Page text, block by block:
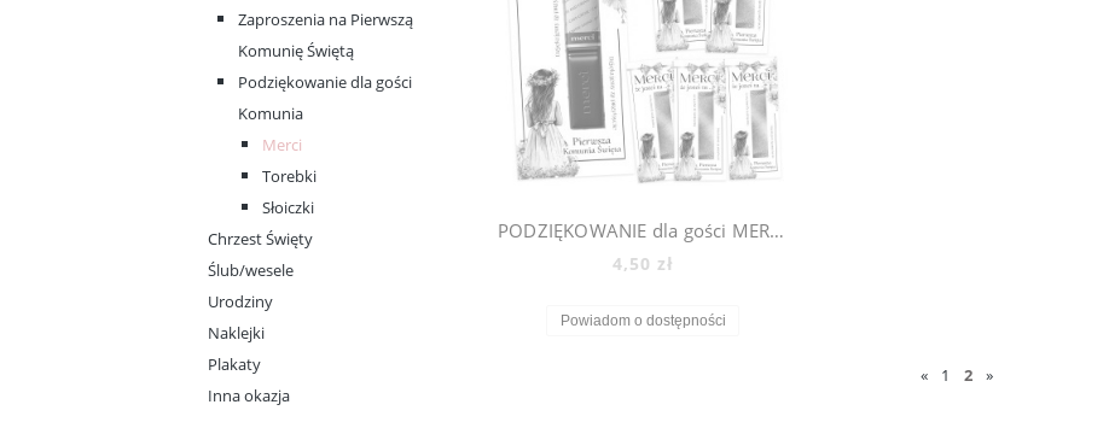
Zaproszenia na Pierwszą
Komunię Świętą
Podziękowanie dla gości
Komunia
Merci
Torebki
Słoiczki
Chrzest Święty
Ślub/wesele
Urodziny
Naklejki
Plakaty
Inna okazja
PODZIĘKOWANIE dla gości MERCI na komunię Pierwsza Komunia Święta - 6 sztuk, 600_9
4,50 zł
Powiadom o dostępności
« 1 2 »